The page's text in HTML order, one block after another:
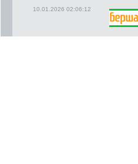
10.01.2026 02:06:12